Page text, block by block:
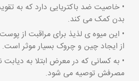
• خاصیت ضد باکتریایی دارد که به
بدن کمک می کند.
• این میوه ی لذیذ برای مراقبت از
از ایجاد چین و چروک بسیار موثر است.
• به کسانی که در معرض ابتلا به
مصرفش توصیه می شود.